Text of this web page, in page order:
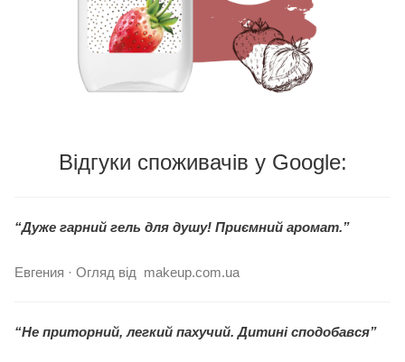
Відгуки споживачів у Google:
“Дуже гарний гель для душу! Приємний аромат.”
Евгения · Огляд від makeup.com.ua
“Не приторний, легкий пахучий. Дитині сподобався”